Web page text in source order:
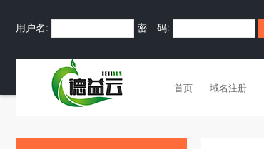
用户名: 密 码:
首页 域名注册